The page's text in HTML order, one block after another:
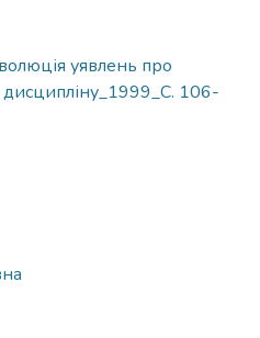
уявлень про
дисципліну_1999_С. 106-